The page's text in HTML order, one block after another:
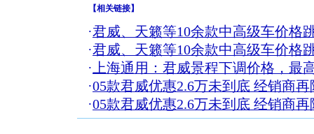
【相关链接】
·君威、天籁等10余款中高级车价格
·君威、天籁等10余款中高级车价格
· 上海通用：君威景程下调价格，最
·05款君威优惠2.6万未到底 经销商再
·05款君威优惠2.6万未到底 经销商再